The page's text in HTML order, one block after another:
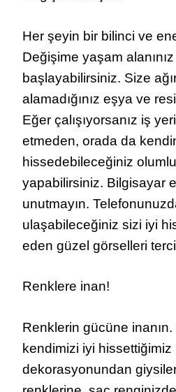
Her şeyin bir bilinci ve
Değişime yaşam
başlayabilirsiniz. Size
alamadığınız eşya ve
Eğer çalışıyorsanız iş
etmeden, orada da
hissedebileceğiniz
yapabilirsiniz. Bilgisayar
unutmayın.
ulaşabileceğiniz sizi iyi
eden güzel görselleri
Renklere inan!
Renklerin gücüne
kendimizi iyi hissettiğimiz
dekorasyonundan